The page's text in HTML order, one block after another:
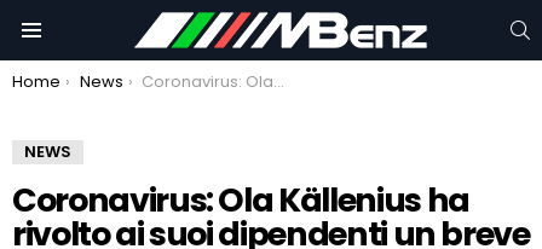
You are here:
Home News Coronavirus: Ola Källenius ha rivolto ai suoi dipendenti un breve video messaggio
NEWS
Coronavirus: Ola Källenius ha
rivolto ai suoi dipendenti un breve